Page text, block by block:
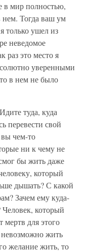
в мир полностью,
нем. Тогда ваш ум
только ушел из
неведомое
раз это место я
уверенными
в нем не было
туда, куда
перевести свой
вы чем-то
ни к чему не
бы жить даже
который
дышать? С какой
Зачем ему куда-
Человек, который
мертв для этого
жить
желание жить, то